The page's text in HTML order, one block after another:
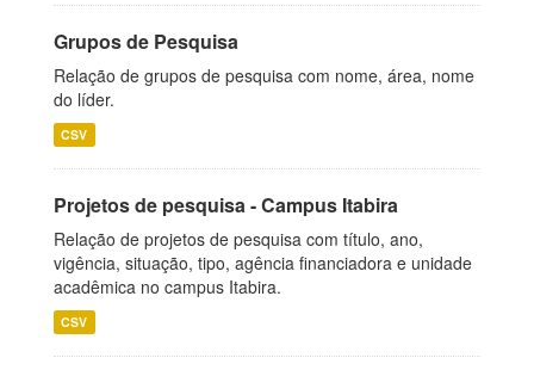
Grupos de Pesquisa
Relação de grupos de pesquisa com nome, área, nome
do líder.
CSV
Projetos de pesquisa - Campus Itabira
Relação de projetos de pesquisa com título, ano,
vigência, situação, tipo, agência financiadora e unidade
acadêmica no campus Itabira.
CSV